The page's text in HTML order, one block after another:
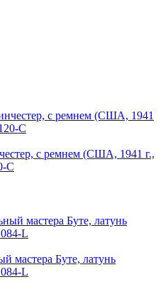
с ремнем (США, 1941 г.,
C
мастера Буте, латунь
L